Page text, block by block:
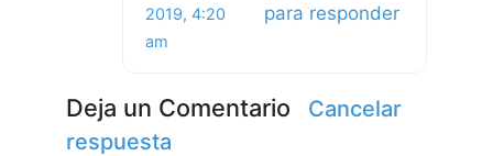
2019, 4:20
am
para responder
Deja un Comentario
Cancelar
respuesta